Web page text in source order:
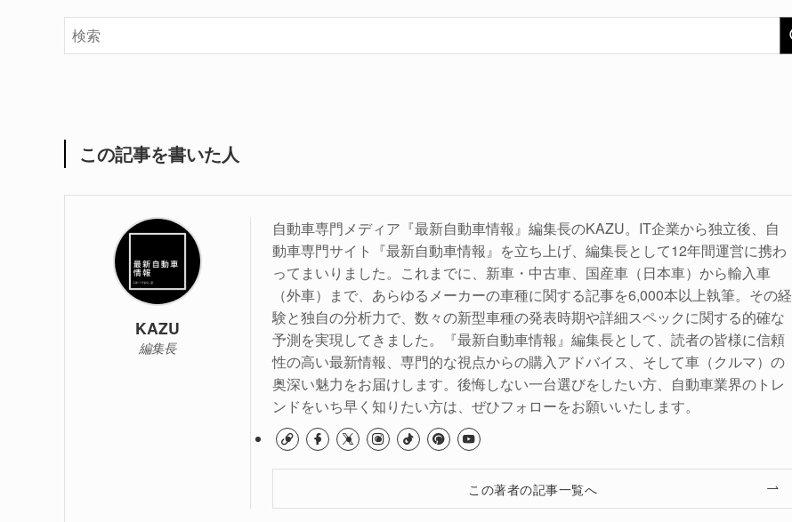
この記事を書いた人
KAZU
編集長
自動車専門メディア『最新自動車情報』編集長のKAZU。IT企業から独立後、自
動車専門サイト『最新自動車情報』を立ち上げ、編集長として12年間運営に携わ
ってまいりました。これまでに、新車・中古車、国産車（日本車）から輸入車
（外車）まで、あらゆるメーカーの車種に関する記事を6,000本以上執筆。その経
験と独自の分析力で、数々の新型車種の発表時期や詳細スペックに関する的確な
予測を実現してきました。『最新自動車情報』編集長として、読者の皆様に信頼
性の高い最新情報、専門的な視点からの購入アドバイス、そして車（クルマ）の
奥深い魅力をお届けします。後悔しない一台選びをしたい方、自動車業界のトレ
ンドをいち早く知りたい方は、ぜひフォローをお願いいたします。
この著者の記事一覧へ